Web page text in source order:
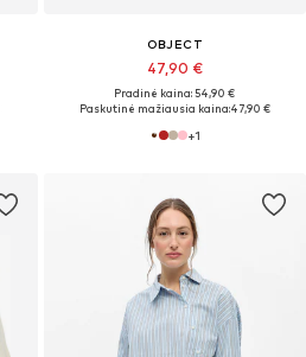
OBJECT
47,90 €
Pradinė kaina: 54,90 €
Paskutinė mažiausia kaina:47,90 €
+1